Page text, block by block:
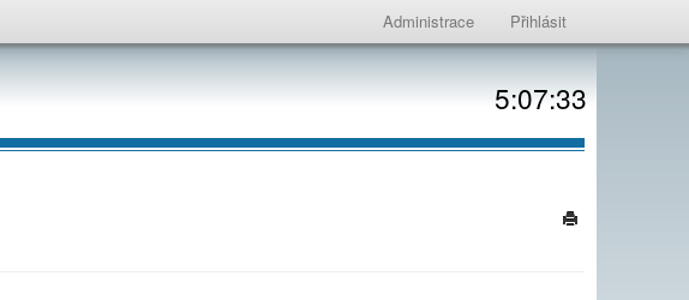
Administrace Přihlásit
5:07:33